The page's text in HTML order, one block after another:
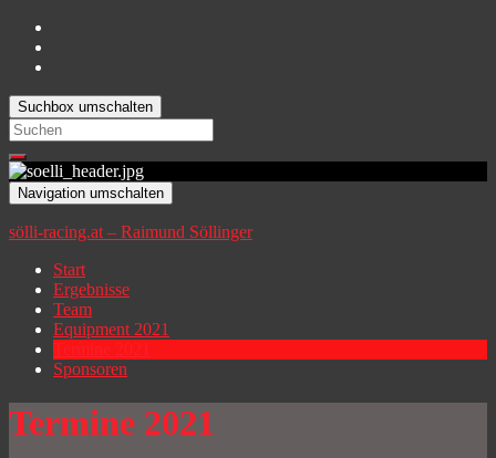
Suchbox umschalten
Search
for:
Navigation umschalten
sölli-racing.at – Raimund Söllinger
Start
Ergebnisse
Team
Equipment 2021
Sponsoren
Termine 2021